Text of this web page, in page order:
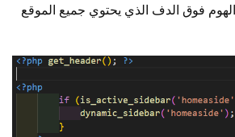
فوق الدف الذي يحتوي جميع الموقع